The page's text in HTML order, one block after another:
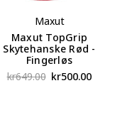
Maxut
Maxut TopGrip
Skytehanske Rød -
Fingerløs
kr649.00 kr500.00